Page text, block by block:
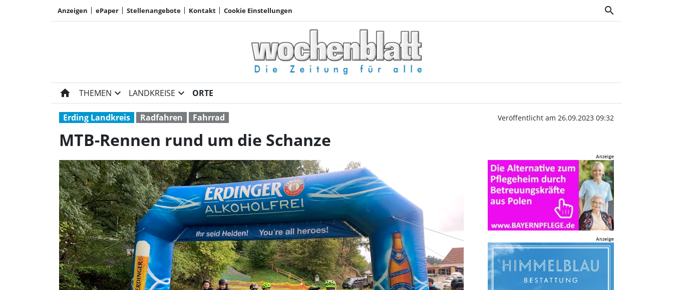
Anzeigen ePaper Stellenangebote Kontakt Cookie Einstellungen search
MTB-Rennen rund um die Schanze |
home THEMEN expand_more LANDKREISE expand_more ORTE
Erding Landkreis Radfahren Fahrrad Veröffentlicht am 26.09.2023 09:32
MTB-Rennen rund um die Schanze